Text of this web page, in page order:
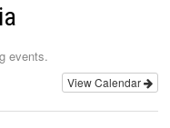
events.
View Calendar